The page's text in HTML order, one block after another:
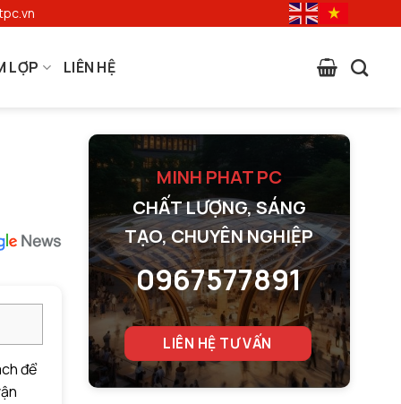
LỢP LIÊN HỆ
để
MINH PHAT PC
CHẤT LƯỢNG, SÁNG
TẠO, CHUYÊN NGHIỆP
0967577891
LIÊN HỆ TƯ VẤN